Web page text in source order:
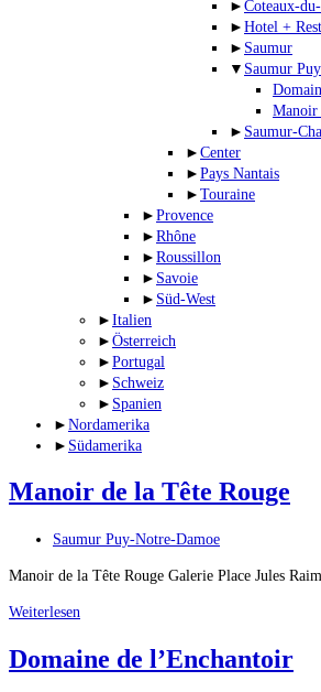
► Coteaux-
► Hotel +
► Saumur
▼ Saumur
Manoir
► Saumur-
► Center
► Pays Nantais
► Touraine
► Provence
► Rhône
► Roussillon
► Savoie
► Süd-West
► Italien
► Österreich
► Portugal
► Schweiz
► Spanien
► Nordamerika
► Südamerika
Manoir de la Tête Rouge
Beitrags-
Saumur Puy-Notre-Damoe
Manoir de la Tête Rouge Galerie Place Jules
Weiterlesen
la
Tête
Domaine de l’Enchantoir